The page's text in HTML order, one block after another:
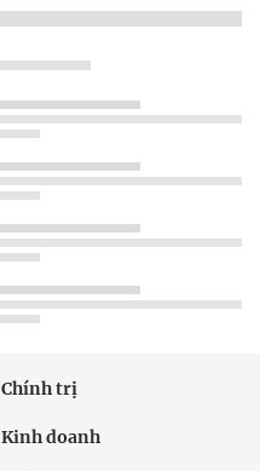
Chính trị
Kinh doanh